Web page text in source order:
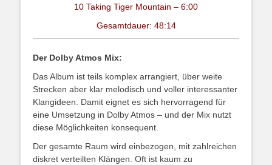
10 Taking Tiger Mountain – 6:00
Gesamtdauer: 48:14
Der Dolby Atmos Mix:
Das Album ist teils komplex arrangiert, über weite
Strecken aber klar melodisch und voller interessanter
Klangideen. Damit eignet es sich hervorragend für
eine Umsetzung in Dolby Atmos – und der Mix nutzt
diese Möglichkeiten konsequent.
Der gesamte Raum wird einbezogen, mit zahlreichen
diskret verteilten Klängen. Oft ist kaum zu